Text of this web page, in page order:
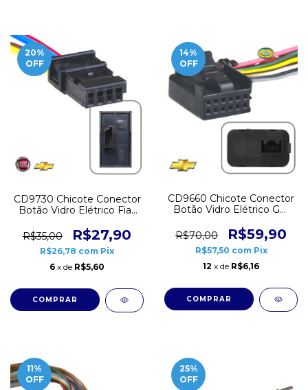
20%
OFF
CD9730 Chicote Conector
Botão Vidro Elétrico Fiat
R$35,00
R$27,90
R$26,78 com Pix
6 x de R$5,60
14%
OFF
CD9660 Chicote Conector
Botão Vidro Elétrico GM
Meriva 12 vias
R$70,00 R$59,90
R$57,50 com Pix
12 x de R$6,16
11%
OFF
25%
OFF